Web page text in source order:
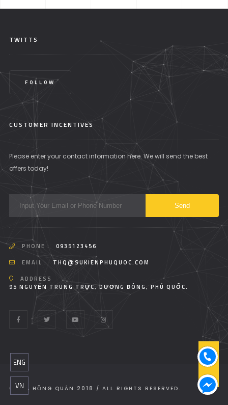
TWITTS
FOLLOW
CUSTOMER INCENTIVES
Please enter your contact information here. We will send the best
offers today!
PHONE :
0935123456
EMAIL :
THQ@SUKIENPHUQUOC.COM
ADDRESS
95 NGUYỄN TRUNG TRỰC, DƯƠNG ĐÔNG, PHÚ QUỐC.
© TRÀ HỒNG QUÂN 2018 / ALL RIGHTS RESERVED.
ENG
VN